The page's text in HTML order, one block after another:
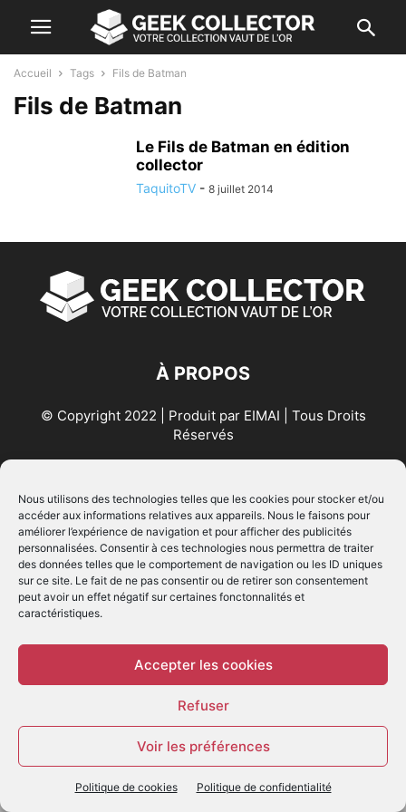
Nous utilisons des technologies telles que les cookies pour stocker et/ou
accéder aux informations relatives aux appareils. Nous le faisons pour
améliorer l’expérience de navigation et pour afficher des publicités
personnalisées. Consentir à ces technologies nous permettra de traiter
des données telles que le comportement de navigation ou les ID uniques
sur ce site. Le fait de ne pas consentir ou de retirer son consentement
peut avoir un effet négatif sur certaines fonctonnalités et
caractéristiques.
Accepter les cookies
Refuser
Voir les préférences
Politique de cookies Politique de confidentialité
Accueil Tags Fils de Batman
Fils de Batman
Le Fils de Batman en édition
collector
TaquitoTV - 8 juillet 2014
À PROPOS
© Copyright 2022 | Produit par EIMAI | Tous Droits
Réservés
SUIVEZ NOUS